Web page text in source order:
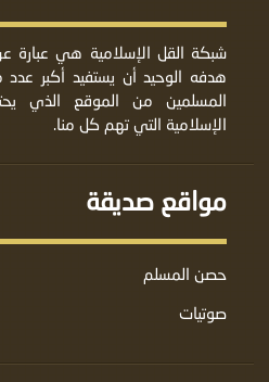
شبكة القل الإسلامية هي
هدفه الوحيد أن يستفيد أكبر
المسلمين من الموقع الذي
الإسلامية التي تهم كل منا.
مواقع صديقة
حصن المسلم
صوتيات